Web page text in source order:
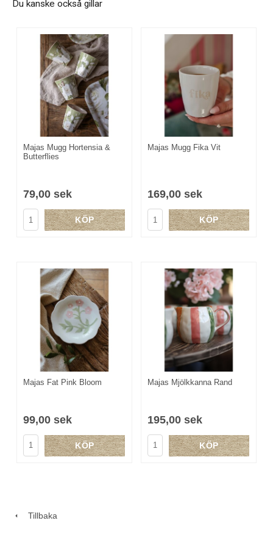
Du kanske också gillar
Majas Mugg Hortensia &
Butterflies
79,00 sek
KÖP
Majas Mugg Fika Vit
169,00 sek
KÖP
Majas Fat Pink Bloom
99,00 sek
KÖP
Majas Mjölkkanna Rand
195,00 sek
KÖP
Tillbaka